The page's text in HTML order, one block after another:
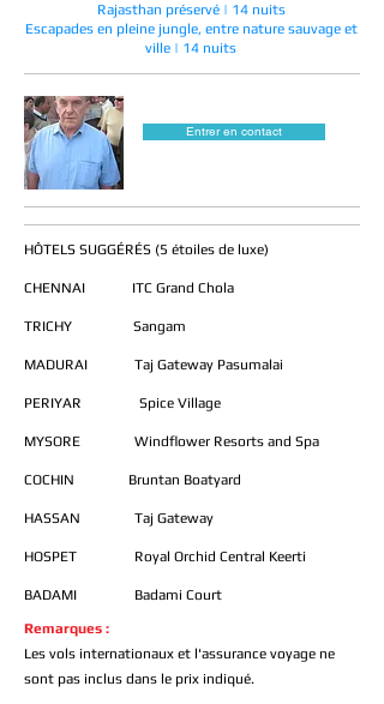
Rajasthan préservé | 14 nuits
Escapades en pleine jungle, entre nature sauvage et
ville | 14 nuits
Entrer en contact
HÔTELS SUGGÉRÉS (5 étoiles de luxe)
CHENNAI ITC Grand Chola
TRICHY Sangam
MADURAI Taj Gateway Pasumalai
PERIYAR Spice Village
MYSORE Windflower Resorts and Spa
COCHIN Bruntan Boatyard
HASSAN Taj Gateway
HOSPET Royal Orchid Central Keerti
BADAMI Badami Court
Remarques :
Les vols internationaux et l'assurance voyage ne
sont pas inclus dans le prix indiqué.